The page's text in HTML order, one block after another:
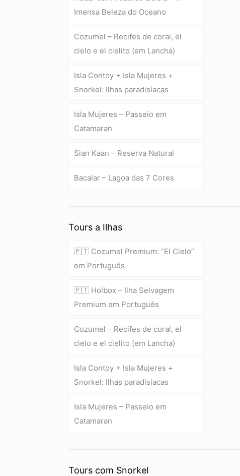
Imensa Beleza do Oceano
Cozumel – Recifes de coral, el
cielo e el cielito (em Lancha)
Isla Contoy + Isla Mujeres +
Snorkel: Ilhas paradisíacas
Isla Mujeres – Passeio em
Catamaran
Sian Kaan – Reserva Natural
Bacalar – Lagoa das 7 Cores
Tours a Ilhas
🇵🇹 Cozumel Premium: “El Cielo”
em Português
🇵🇹 Holbox – Ilha Selvagem
Premium em Português
Cozumel – Recifes de coral, el
cielo e el cielito (em Lancha)
Isla Contoy + Isla Mujeres +
Snorkel: Ilhas paradisíacas
Isla Mujeres – Passeio em
Catamaran
Tours com Snorkel